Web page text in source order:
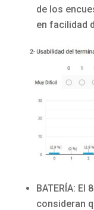
de los
en facilidad
BATERÍA: El
consideran